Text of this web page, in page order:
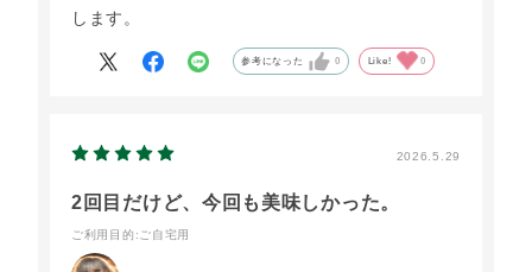
します。
参考になった 0 Like! 0
2026.5.29
2回目だけど、今回も美味しかった。
ご利用目的 :ご自宅用